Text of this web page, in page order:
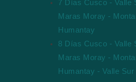
7 Días Cusco - Valle
Maras Moray -
Humantay
8 Días Cusco - Valle
Maras Moray -
Humantay - Valle Sur